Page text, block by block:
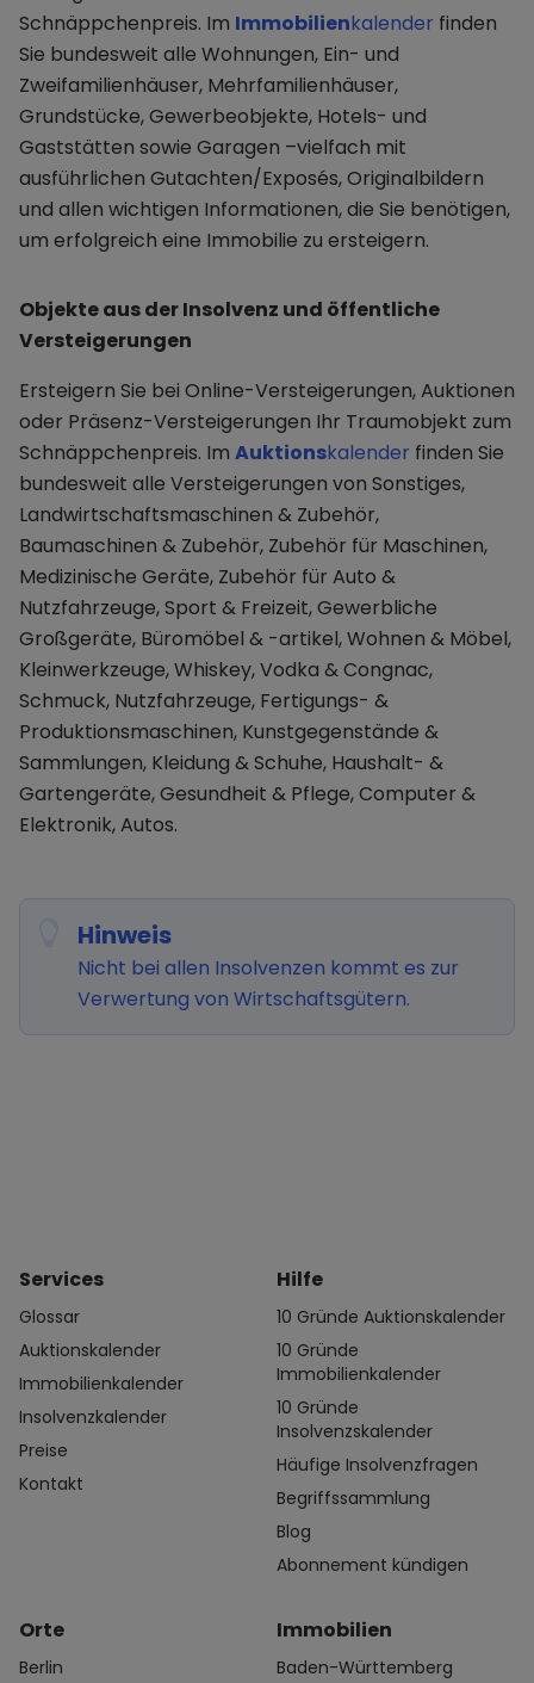
Schnäppchenpreis. Im Immobilienkalender finden
Sie bundesweit alle Wohnungen, Ein- und
Zweifamilienhäuser, Mehrfamilienhäuser,
Grundstücke, Gewerbeobjekte, Hotels- und
Gaststätten sowie Garagen –vielfach mit
ausführlichen Gutachten/Exposés, Originalbildern
und allen wichtigen Informationen, die Sie benötigen,
um erfolgreich eine Immobilie zu ersteigern.
Objekte aus der Insolvenz und öffentliche
Versteigerungen
Ersteigern Sie bei Online-Versteigerungen, Auktionen
oder Präsenz-Versteigerungen Ihr Traumobjekt zum
Schnäppchenpreis. Im Auktionskalender finden Sie
bundesweit alle Versteigerungen von Sonstiges,
Landwirtschaftsmaschinen & Zubehör,
Baumaschinen & Zubehör, Zubehör für Maschinen,
Medizinische Geräte, Zubehör für Auto &
Nutzfahrzeuge, Sport & Freizeit, Gewerbliche
Großgeräte, Büromöbel & -artikel, Wohnen & Möbel,
Kleinwerkzeuge, Whiskey, Vodka & Congnac,
Schmuck, Nutzfahrzeuge, Fertigungs- &
Produktionsmaschinen, Kunstgegenstände &
Sammlungen, Kleidung & Schuhe, Haushalt- &
Gartengeräte, Gesundheit & Pflege, Computer &
Elektronik, Autos.
Hinweis
Nicht bei allen Insolvenzen kommt es zur
Verwertung von Wirtschaftsgütern.
Services
Glossar
Auktionskalender
Immobilienkalender
Insolvenzkalender
Preise
Kontakt
Hilfe
10 Gründe Auktionskalender
10 Gründe
Immobilienkalender
10 Gründe
Insolvenzskalender
Häufige Insolvenzfragen
Begriffssammlung
Blog
Abonnement kündigen
Orte
Berlin
Immobilien
Baden-Württemberg